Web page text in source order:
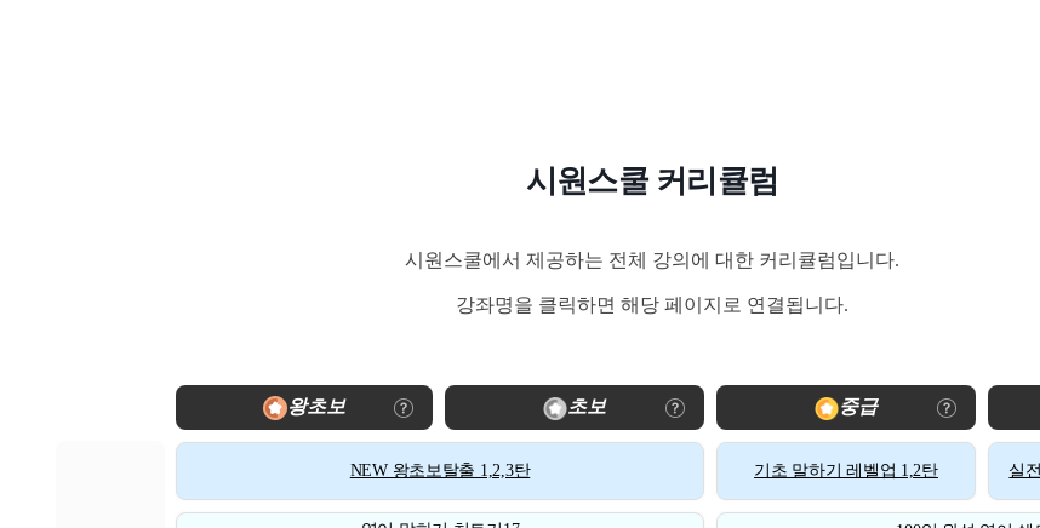
시원스쿨 커리큘럼
시원스쿨에서 제공하는 전체 강의에 대한 커리큘럼입니다.
강좌명을 클릭하면 해당 페이지로 연결됩니다.
왕초보 초보 중급
NEW 왕초보탈출 1,2,3탄 기초 말하기 레벨업 1,2탄 실